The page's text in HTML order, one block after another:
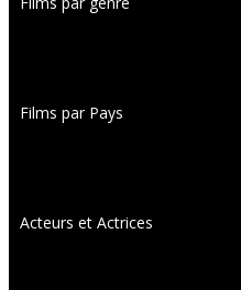
Films par Pays
Acteurs et Actrices